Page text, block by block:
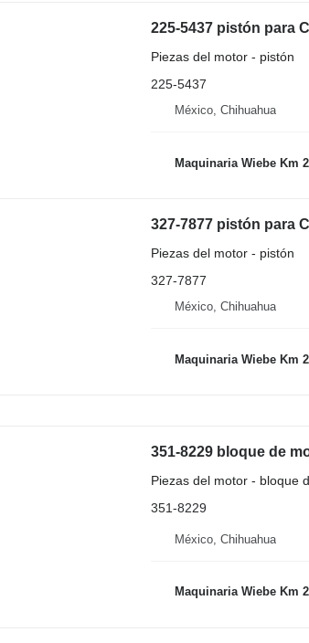
225-5437 pistón para
Piezas del motor - pistón
225-5437
México, Chihuahua
Maquinaria Wiebe Km
327-7877 pistón para
Piezas del motor - pistón
327-7877
México, Chihuahua
Maquinaria Wiebe Km
351-8229 bloque de
Piezas del motor - bloque
351-8229
México, Chihuahua
Maquinaria Wiebe Km